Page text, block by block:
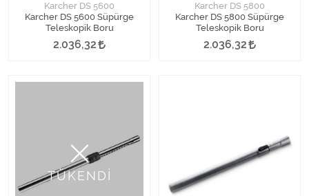
Karcher DS 5600
Karcher DS 5600 Süpürge
Teleskopik Boru
2.036,32
Karcher DS 5800
Karcher DS 5800 Süpürge
Teleskopik Boru
2.036,32
TÜKENDİ